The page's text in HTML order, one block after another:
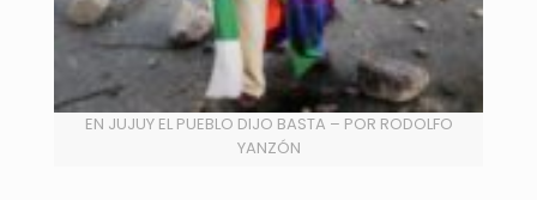
EN JUJUY EL PUEBLO DIJO BASTA – POR RODOLFO
YANZÓN